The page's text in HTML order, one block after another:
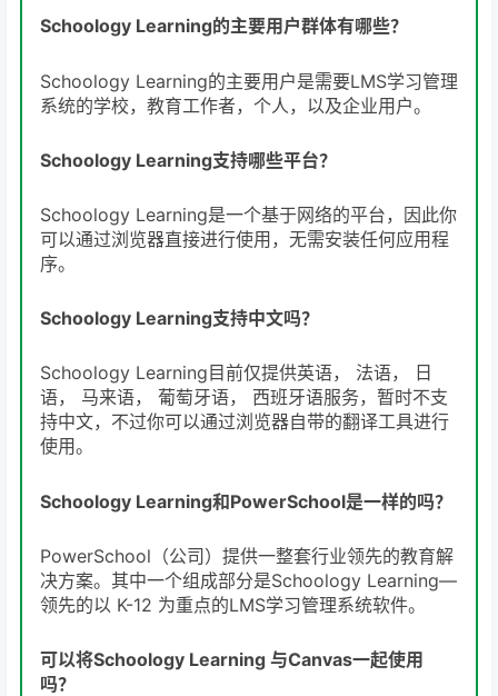
Schoology Learning的主要用户群体有哪些？
Schoology Learning的主要用户是需要LMS学习管理
系统的学校，教育工作者，个人，以及企业用户。
Schoology Learning支持哪些平台？
Schoology Learning是一个基于网络的平台，因此你
可以通过浏览器直接进行使用，无需安装任何应用程
序。
Schoology Learning支持中文吗？
Schoology Learning目前仅提供英语， 法语， 日
语， 马来语， 葡萄牙语， 西班牙语服务，暂时不支
持中文，不过你可以通过浏览器自带的翻译工具进行
使用。
Schoology Learning和PowerSchool是一样的吗？
PowerSchool（公司）提供一整套行业领先的教育解
决方案。其中一个组成部分是Schoology Learning—
领先的以 K-12 为重点的LMS学习管理系统软件。
可以将Schoology Learning 与Canvas一起使用
吗？